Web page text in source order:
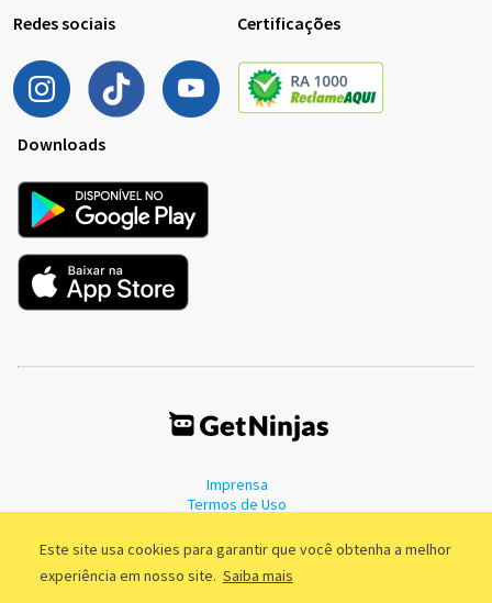
Este site usa cookies para garantir que você obtenha a melhor
experiência em nosso site. Saiba mais
Redes sociais Certificações
Downloads
Imprensa
Termos de Uso